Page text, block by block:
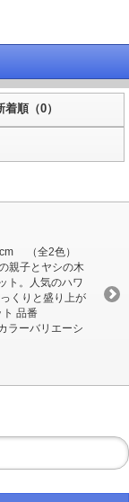
着順（0）
（全2色）
親子とヤシの木
ト。人気のハワ
くりと盛り上が
品番
ラーバリエーシ